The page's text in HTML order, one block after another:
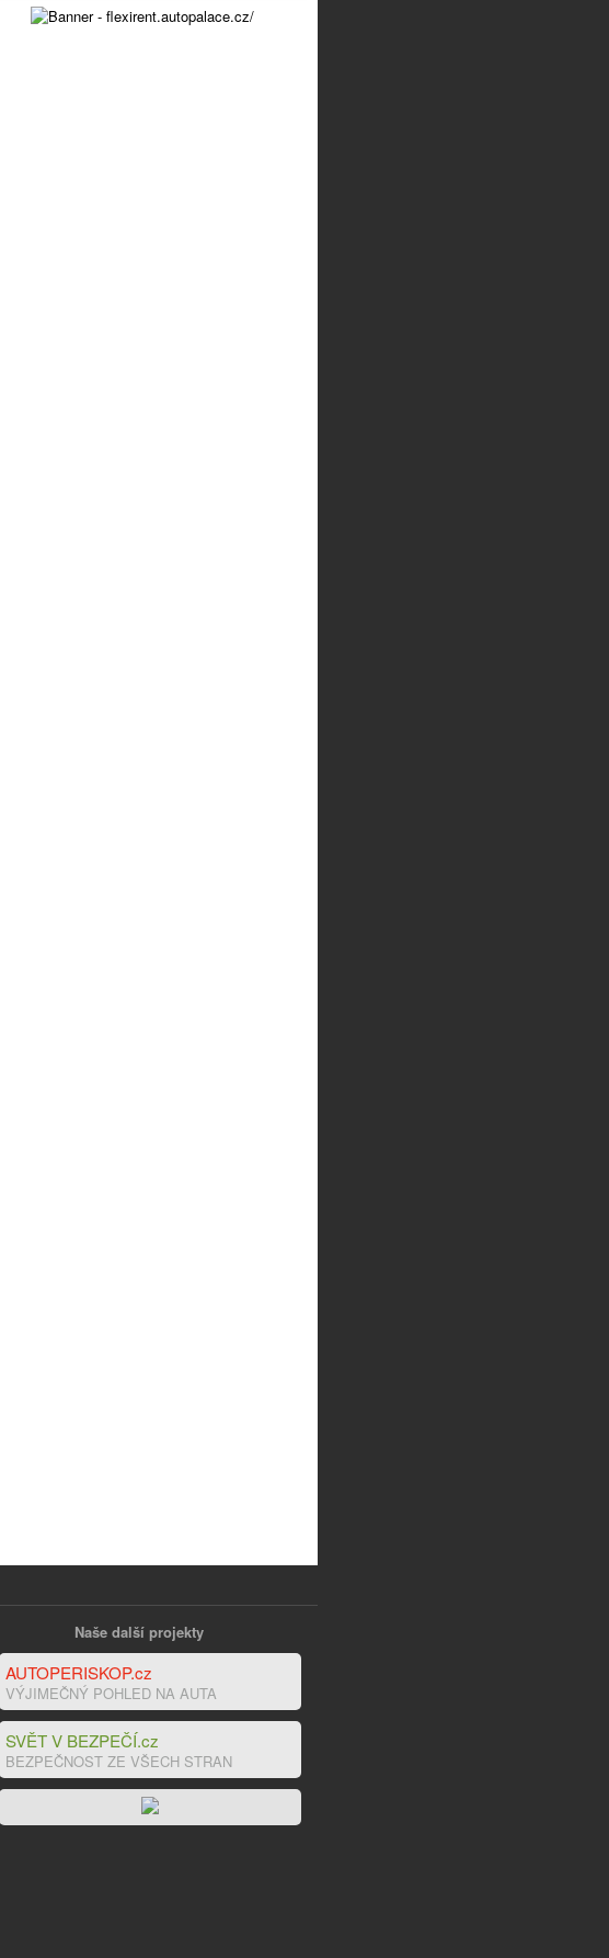
včetně
Naše další projekty
AUTOPERISKOP.cz
VÝJIMEČNÝ POHLED NA AUTA
SVĚT V BEZPEČÍ.cz
BEZPEČNOST ZE VŠECH STRAN